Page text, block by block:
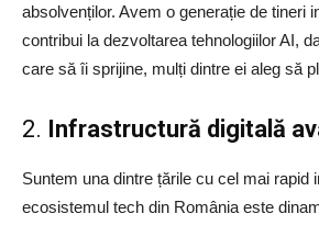
absolvenților. Avem o generație de tineri
contribui la dezvoltarea tehnologiilor AI,
care să îi sprijine, mulți dintre ei aleg să
2. Infrastructură digitală
Suntem una dintre țările cu cel mai rapid
ecosistemul tech din România este